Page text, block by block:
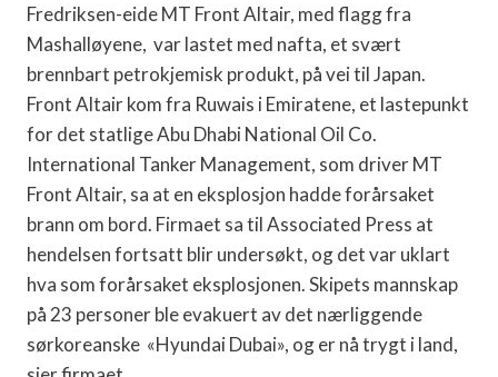
Fredriksen-eide MT Front Altair, med flagg fra
Mashalløyene, var lastet med nafta, et svært
brennbart petrokjemisk produkt, på vei til Japan.
Front Altair kom fra Ruwais i Emiratene, et lastepunkt
for det statlige Abu Dhabi National Oil Co.
International Tanker Management, som driver MT
Front Altair, sa at en eksplosjon hadde forårsaket
brann om bord. Firmaet sa til Associated Press at
hendelsen fortsatt blir undersøkt, og det var uklart
hva som forårsaket eksplosjonen. Skipets mannskap
på 23 personer ble evakuert av det nærliggende
sørkoreanske «Hyundai Dubai», og er nå trygt i land,